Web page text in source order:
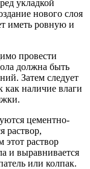
укладкой
нового слоя
иметь ровную и
провести
должна быть
Затем следует
как наличие влаги
цементно-
раствор,
этот раствор
и выравнивается
или колпак.